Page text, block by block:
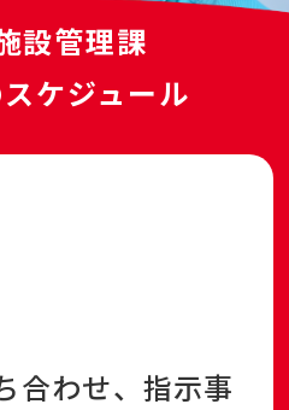
設管理課
ケジュール
合わせ、指示事